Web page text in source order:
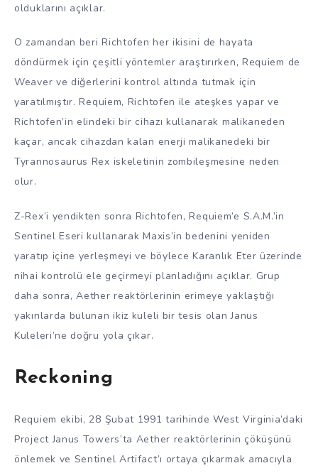
olduklarını açıklar.
O zamandan beri Richtofen her ikisini de hayata
döndürmek için çeşitli yöntemler araştırırken, Requiem de
Weaver ve diğerlerini kontrol altında tutmak için
yaratılmıştır. Requiem, Richtofen ile ateşkes yapar ve
Richtofen’in elindeki bir cihazı kullanarak malikaneden
kaçar, ancak cihazdan kalan enerji malikanedeki bir
Tyrannosaurus Rex iskeletinin zombileşmesine neden
olur.
Z-Rex’i yendikten sonra Richtofen, Requiem’e S.A.M.’in
Sentinel Eseri kullanarak Maxis’in bedenini yeniden
yaratıp içine yerleşmeyi ve böylece Karanlık Eter üzerinde
nihai kontrolü ele geçirmeyi planladığını açıklar. Grup
daha sonra, Aether reaktörlerinin erimeye yaklaştığı
yakınlarda bulunan ikiz kuleli bir tesis olan Janus
Kuleleri’ne doğru yola çıkar.
Reckoning
Requiem ekibi, 28 Şubat 1991 tarihinde West Virginia’daki
Project Janus Towers’ta Aether reaktörlerinin çöküşünü
önlemek ve Sentinel Artifact’ı ortaya çıkarmak amacıyla